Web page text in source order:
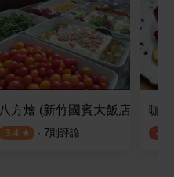
八方燴 (新竹國賓大飯店)
3.4 · 7則評論
咖
4.3